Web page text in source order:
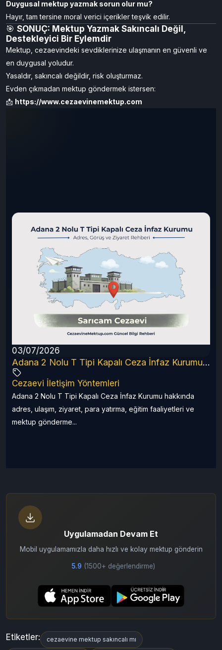
Duygusal mektup yazmak sorun olur mu?
Hayır, tam tersine moral verici içerikler teşvik edilir.
🎯 SONUÇ: Mektup Yazmak Sakıncalı Değil,
Destekleyici Bir Eylemdir
Mektup, cezaevindeki sevdiklerinize ulaşmanın en güvenli ve
en duygusal yoludur.
Yasaldır, sakıncalı değildir, risk oluşturmaz.
Evden çıkmadan mektup göndermek istersen:
📩 https://www.cezaevinemektup.com
03/07/2026
Adana 2 Nolu T Tipi Kapalı Ceza İnfaz Kurumu (2026 Güncel Rehber)
Cezaevi İletişim Yöntemleri
Adana 2 Nolu T Tipi Kapalı Ceza İnfaz Kurumu hakkında
adres, ulaşım, ziyaret, para yatırma, eğitim faaliyetleri ve
mektup gönderme...
Uygulamadan Devam Et
Mobil uygulamamızla daha hızlı ve kolay mektup gönderin
5.9 (1500+ değerlendirme)
Etiketler: cezaevine mektup sakıncalı mı